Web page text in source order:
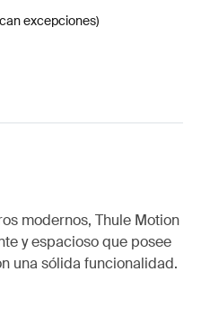
excepciones)
modernos, Thule Motion
y espacioso que posee
una sólida funcionalidad.